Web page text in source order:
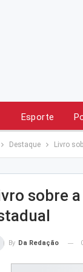
Esporte
Destaque Livro
sobre
By Da Redação